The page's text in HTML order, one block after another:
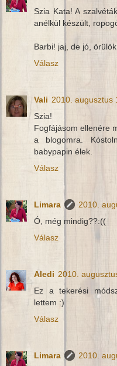
Szia Kata! A
anélkül készült,
Barbi! jaj, de jó,
Válasz
Vali 2010. augusztus
Szia!
Fogfájásom ellenére
a blogomra.
babypapin élek.
Válasz
Limara
2010.
Ó, még mindig??:((
Válasz
Aledi 2010.
Ez a tekerési
lettem :)
Válasz
Limara 2010.